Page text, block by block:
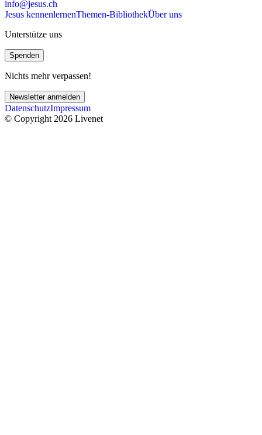
info@jesus.ch
Jesus kennenlernenThemen-BibliothekÜber uns
Unterstütze uns
Spenden
Nichts mehr verpassen!
Newsletter anmelden
DatenschutzImpressum
© Copyright 2026 Livenet